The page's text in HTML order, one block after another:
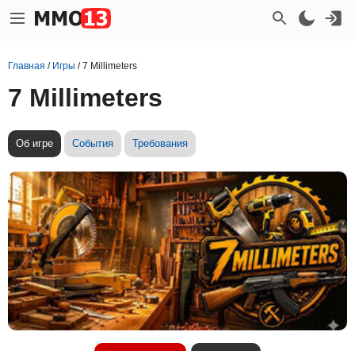
Главная / Игры /7 Millimeters
7 Millimeters
Об игре События Требования